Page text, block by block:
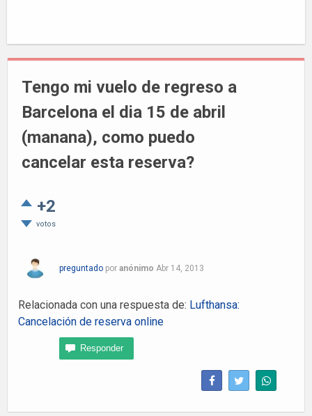
Tengo mi vuelo de regreso a
Barcelona el dia 15 de abril
(manana), como puedo
cancelar esta reserva?
+2
votos
preguntado por anónimo Abr 14, 2013
Relacionada con una respuesta de: Lufthansa:
Cancelación de reserva online